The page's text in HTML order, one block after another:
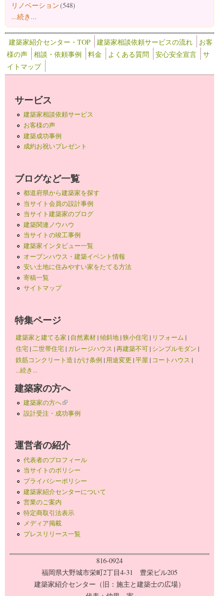
リノベーション(548)
...続き...
建築家紹介センター・TOP 建築家相談依頼サービスの流れ
お客
様の声
相談・依頼事例 料金 よくある質問 安心安全宣言
サ
イトマップ
サービス
建築家相談依頼サービス
お客様の声
建築成功事例
成約お祝いプレゼント
ブログなど一覧
都道府県から建築家を探す
当サイト会員の設計事例
当サイト建築家のブログ
建築関連ノウハウ
当サイトの竣工事例
建築家インタビュー一覧
オープンハウス・建築イベント情報
安い土地に住みやすい家をたてる方法
寄稿一覧
サイトマップ
特集ページ
建築家と建てる家 | 自然素材|傾斜地|狭小住宅| リフォーム |
住宅|二世帯住宅| ガレージハウス |再建築不可| シンプルモダン |
鉄筋コンクリート造 |がけ条例 | 用途変更 |平屋 | コートハウス |
...続き...
建築家の方へ
建築家の方へ(link is external)
設計受注・成功事例
運営者の紹介
代表者のプロフィール
当サイトのポリシー
プライバシーポリシー
建築家紹介センターについて
営業のご案内
特定商取引法表示
メディア掲載
プレスリリース一覧
816-0924
福岡県大野城市栄町2丁目4-31 豊栄ビル205
建築家紹介センター（旧：施主と建築士の広場）